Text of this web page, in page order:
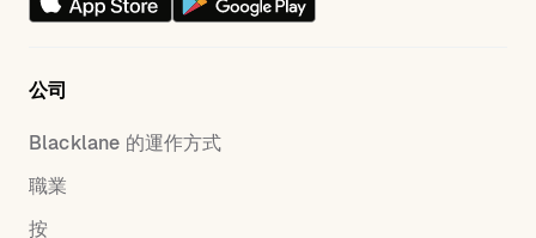
公司
Blacklane 的運作方式
職業
按